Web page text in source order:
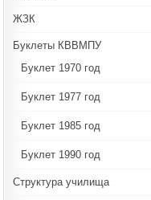
ЖЗК
Буклеты КВВМПУ
Буклет 1970 год
Буклет 1977 год
Буклет 1985 год
Буклет 1990 год
Структура училища